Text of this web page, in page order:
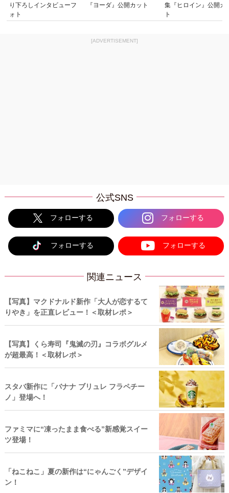
り下ろしインタビューフ
ォト
『ヨーダ』公開カット
集『ヒロイン』公開カ
ト
[ADVERTISEMENT]
公式SNS
フォローする フォローする
フォローする フォローする
関連ニュース
【写真】マクドナルド新作「大人が恋するて
りやき」を正直レビュー！＜取材レポ＞
【写真】くら寿司『鬼滅の刃』コラボグルメ
が超最高！＜取材レポ＞
スタバ新作に「バナナ ブリュレ フラペチー
ノ」登場へ！
ファミマに“凍ったまま食べる”新感覚スイー
ツ登場！
「ねこねこ」夏の新作は“にゃんごく”デザイ
ン！